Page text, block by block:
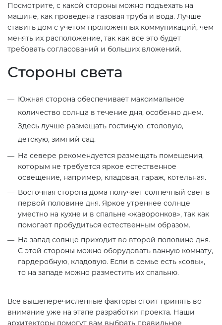
Посмотрите, с какой стороны можно подъехать на
машине, как проведена газовая труба и вода. Лучше
ставить дом с учетом проложенных коммуникаций, чем
менять их расположение, так как все это будет
требовать согласований и больших вложений.
Стороны света
Южная сторона обеспечивает максимальное
количество солнца в течение дня, особенно днем.
Здесь лучше размещать гостиную, столовую,
детскую, зимний сад.
На севере рекомендуется размещать помещения,
которым не требуется яркое естественное
освещение, например, кладовая, гараж, котельная.
Восточная сторона дома получает солнечный свет в
первой половине дня. Яркое утреннее солнце
уместно на кухне и в спальне «жаворонков», так как
помогает пробудиться естественным образом.
На запад солнце приходит во второй половине дня.
С этой стороны можно оборудовать ванную комнату,
гардеробную, кладовую. Если в семье есть «совы»,
то на западе можно разместить их спальню.
Все вышеперечисленные факторы стоит принять во
внимание уже на этапе разработки проекта. Наши
архитекторы помогут вам выбрать правильное